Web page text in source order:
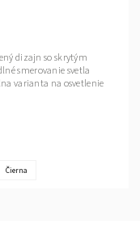
dizajn so skrytým
smerovanie svetla
varianta na osvetlenie
Čierna